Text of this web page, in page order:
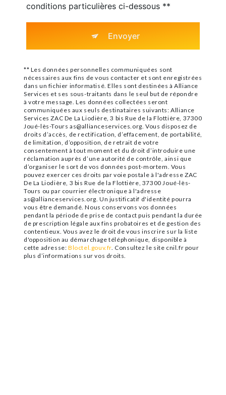
conditions particulières ci-dessous **
Envoyer
** Les données personnelles communiquées sont
nécessaires aux fins de vous contacter et sont enregistrées
dans un fichier informatisé. Elles sont destinées à Alliance
Services et ses sous-traitants dans le seul but de répondre
à votre message. Les données collectées seront
communiquées aux seuls destinataires suivants: Alliance
Services ZAC De La Liodière, 3 bis Rue de la Flottière, 37300
Joué-lès-Tours as@allianceservices.org. Vous disposez de
droits d’accès, de rectification, d’effacement, de portabilité,
de limitation, d’opposition, de retrait de votre
consentement à tout moment et du droit d’introduire une
réclamation auprès d’une autorité de contrôle, ainsi que
d’organiser le sort de vos données post-mortem. Vous
pouvez exercer ces droits par voie postale à l'adresse ZAC
De La Liodière, 3 bis Rue de la Flottière, 37300 Joué-lès-
Tours ou par courrier électronique à l'adresse
as@allianceservices.org. Un justificatif d'identité pourra
vous être demandé. Nous conservons vos données
pendant la période de prise de contact puis pendant la durée
de prescription légale aux fins probatoires et de gestion des
contentieux. Vous avez le droit de vous inscrire sur la liste
d'opposition au démarchage téléphonique, disponible à
cette adresse: Bloctel.gouv.fr . Consultez le site cnil.fr pour
plus d’informations sur vos droits.